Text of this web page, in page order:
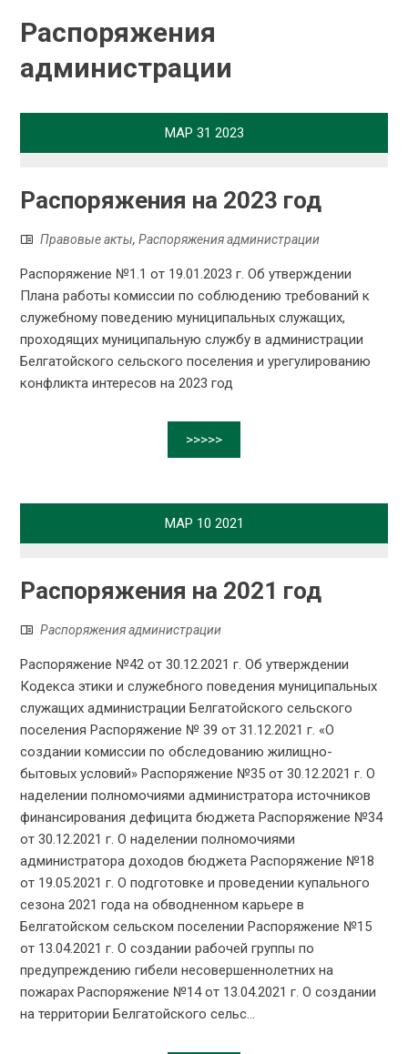
Распоряжения
администрации
МАР 31 2023
Распоряжения на 2023 год
Правовые акты,Распоряжения администрации
Распоряжение №1.1 от 19.01.2023 г. Об утверждении
Плана работы комиссии по соблюдению требований к
служебному поведению муниципальных служащих,
проходящих муниципальную службу в администрации
Белгатойского сельского поселения и урегулированию
конфликта интересов на 2023 год
>>>>>
МАР 10 2021
Распоряжения на 2021 год
Распоряжения администрации
Распоряжение №42 от 30.12.2021 г. Об утверждении
Кодекса этики и служебного поведения муниципальных
служащих администрации Белгатойского сельского
поселения Распоряжение № 39 от 31.12.2021 г. «О
создании комиссии по обследованию жилищно-
бытовых условий» Распоряжение №35 от 30.12.2021 г. О
наделении полномочиями администратора источников
финансирования дефицита бюджета Распоряжение №34
от 30.12.2021 г. О наделении полномочиями
администратора доходов бюджета Распоряжение №18
от 19.05.2021 г. О подготовке и проведении купального
сезона 2021 года на обводненном карьере в
Белгатойском сельском поселении Распоряжение №15
от 13.04.2021 г. О создании рабочей группы по
предупреждению гибели несовершеннолетних на
пожарах Распоряжение №14 от 13.04.2021 г. О создании
на территории Белгатойского сельс...